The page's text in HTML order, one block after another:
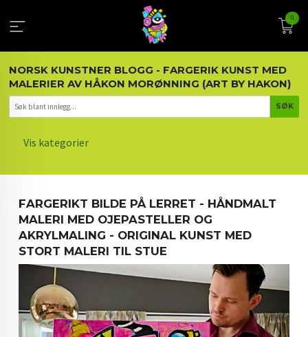
innholdet
0
NORSK KUNSTNER BLOGG - FARGERIK KUNST MED
MALERIER AV HÅKON MORØNNING (ART BY HAKON)
Vis kategorier
KUNST OG KUNSTNEREN
MALERIER BLOGG
ARTIKLER OM KUNST
INTERIØR OG KUNST
KUNST INVESTERING
FARGERIKT BILDE PÅ LERRET - HÅNDMALT
MALERI MED OJEPASTELLER OG
AKRYLMALING - ORIGINAL KUNST MED
STORT MALERI TIL STUE